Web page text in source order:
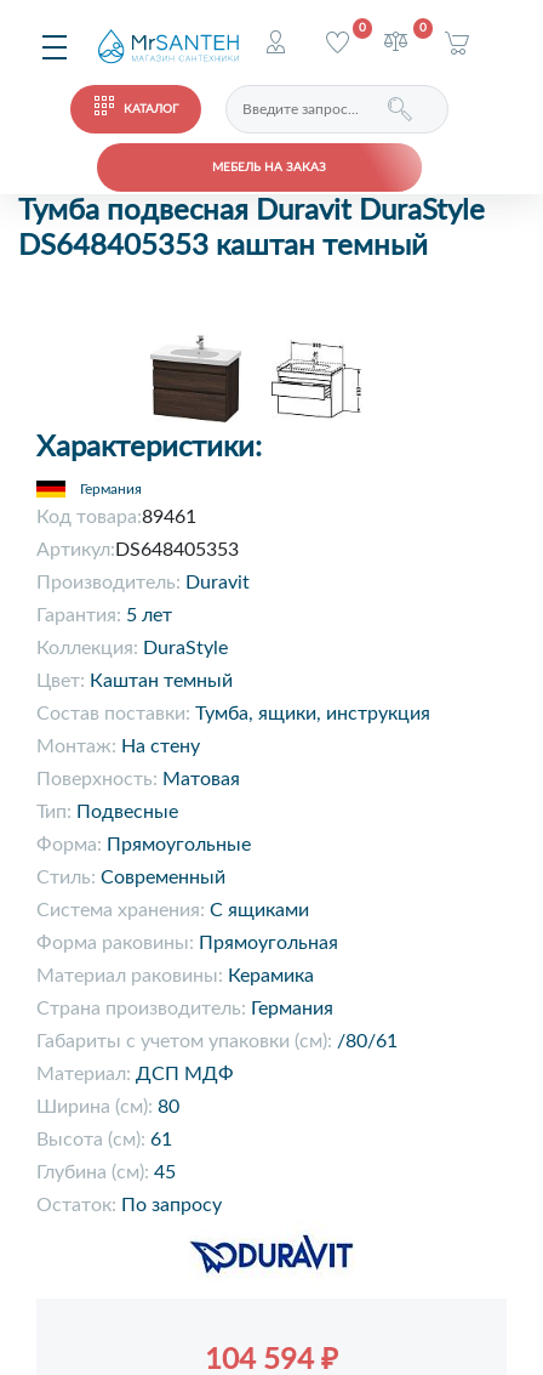
КАТАЛОГ
МЕБЕЛЬ НА ЗАКАЗ
0 0
Тумба подвесная Duravit DuraStyle
DS648405353 каштан темный
Характеристики:
Германия
Код товара:89461
Артикул: DS648405353
Производитель: Duravit
Гарантия: 5 лет
Коллекция: DuraStyle
Цвет: Каштан темный
Состав поставки: Тумба, ящики, инструкция
Монтаж: На стену
Поверхность: Матовая
Тип: Подвесные
Форма: Прямоугольные
Стиль: Современный
Система хранения: С ящиками
Форма раковины: Прямоугольная
Материал раковины: Керамика
Страна производитель: Германия
Габариты с учетом упаковки (см): /80/61
Материал: ДСП МДФ
Ширина (см): 80
Высота (см): 61
Глубина (см): 45
Остаток: По запросу
104 594 ₽